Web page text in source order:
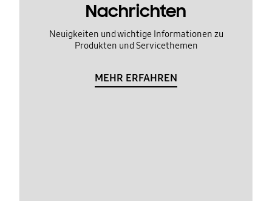
Nachrichten
Neuigkeiten und wichtige Informationen zu
Produkten und Servicethemen
MEHR ERFAHREN